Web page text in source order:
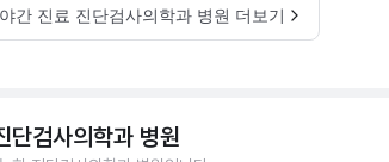
간 진료 진단검사의학과 병원 더보기
단검사의학과 병원